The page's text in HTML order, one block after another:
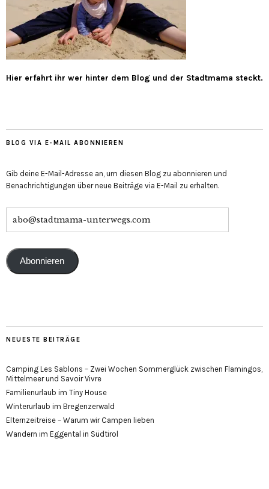
Hier erfahrt ihr wer hinter dem Blog und der Stadtmama steckt.
BLOG VIA E-MAIL ABONNIEREN
Gib deine E-Mail-Adresse an, um diesen Blog zu abonnieren und
Benachrichtigungen über neue Beiträge via E-Mail zu erhalten.
Abonnieren
NEUESTE BEITRÄGE
Camping Les Sablons – Zwei Wochen Sommerglück zwischen Flamingos,
Mittelmeer und Savoir Vivre
Familienurlaub im Tiny House
Winterurlaub im Bregenzerwald
Elternzeitreise – Warum wir Campen lieben
Wandern im Eggental in Südtirol